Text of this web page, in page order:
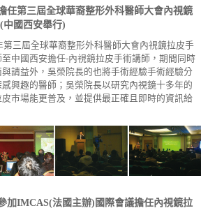
任第三屆全球華裔整形外科醫師大會內視鏡
(中國西安舉行)
第三屆全球華裔整形外科醫師大會內視鏡拉皮手
中國西安擔任-內視鏡拉皮手術講師，期間同時
請益外，吳榮院長的也將手術經驗手術經驗分
興趣的醫師；吳榮院長以研究內視鏡十多年的
市場能更普及，並提供最正確且即時的資訊給
加IMCAS(法國主辦)國際會議擔任內視鏡拉